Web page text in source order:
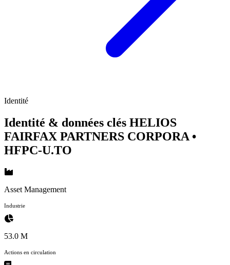
Identité
Identité & données clés HELIOS
FAIRFAX PARTNERS CORPORA •
HFPC-U.TO
Asset Management
Industrie
53.0 M
Actions en circulation